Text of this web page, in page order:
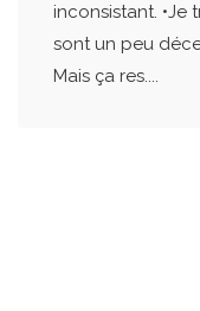
inconsistant.
sont un peu
Mais ça res....